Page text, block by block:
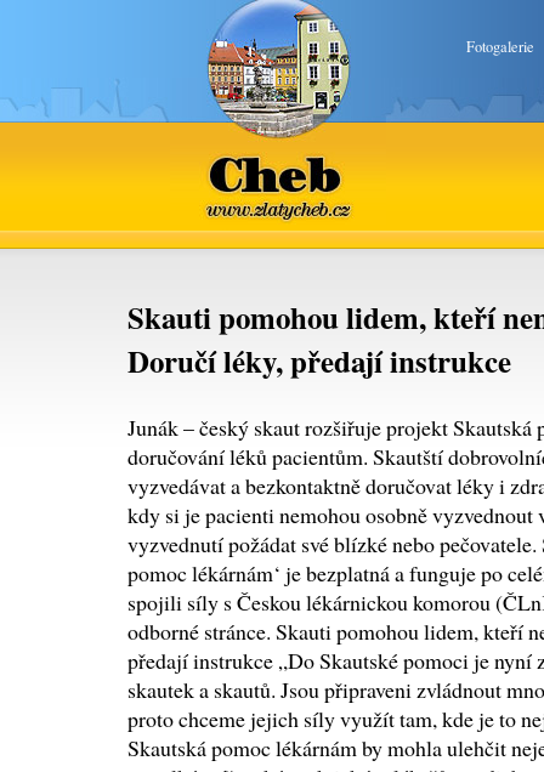
Fotogalerie
Cheb
www.zlatycheb.cz
Skauti pomohou lidem, kteří
Doručí léky, předají instrukce
Junák – český skaut rozšiřuje projekt Skautská
doručování léků pacientům. Skautští
vyzvedávat a bezkontaktně doručovat léky i
kdy si je pacienti nemohou osobně vyzvednout
vyzvednutí požádat své blízké nebo pečovatele.
pomoc lékárnám‘ je bezplatná a funguje po
spojili síly s Českou lékárnickou komorou
odborné stránce. Skauti pomohou lidem, kteří
předají instrukce „Do Skautské pomoci je nyní
skautek a skautů. Jsou připraveni zvládnout
proto chceme jejich síly využít tam, kde je to
Skautská pomoc lékárnám by mohla ulehčit